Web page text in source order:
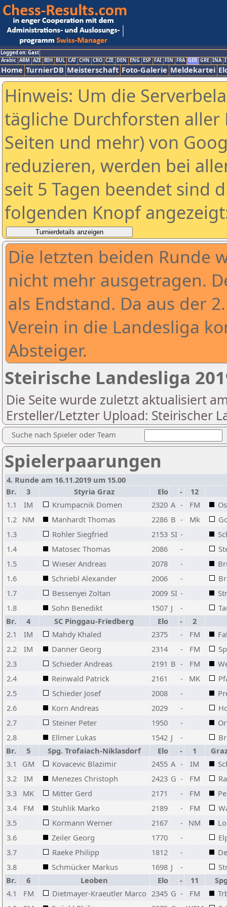
Logged on: Gast
Arabic ARM AZE BIH BUL CAT CHN CRO CZE DEN ENG ESP FAI FIN FRA GER GRE INA
Home TurnierDB Meisterschaft Foto-Galerie Meldekartei
Hinweis: Um die
tägliche Durchforsten aller
Seiten und mehr) von
reduzieren, werden bei
seit 5 Tagen beendet sind
folgenden Knopf
Die letzten beiden Runde
nicht mehr ausgetragen.
als Endstand. Da aus der
Verein in die Landesliga
Absteiger.
Steirische Landesliga
Die Seite wurde zuletzt aktualisiert
Ersteller/Letzter Upload: Steirischer
Suche nach Spieler oder Team
Spielerpaarungen
4. Runde am 16.11.2019 um 15.00
Br.
3 Styria Graz Elo -
12
1.1
IM Krumpacnik Domen 2320 A - FM
1.2 NM Manhardt Thomas 2286 B - Mk
1.3
Rohler Siegfried 2153 SI -
1.4
Matosec Thomas 2086 -
1.5
Wieser Andreas 2078 -
1.6
Schriebl Alexander 2006 -
1.7
Bessenyei Zoltan 2009 SI -
1.8
Sohn Benedikt 1507 J -
Br.
4 SC Pinggau-Friedberg Elo -
2
2.1
IM Mahdy Khaled 2375 - FM
2.2
IM Danner Georg 2314 - FM
2.3
Schieder Andreas 2191 B - FM
2.4
Reinwald Patrick 2161 - MK
2.5
Schieder Josef 2008 -
2.6
Korn Andreas 2029 -
2.7
Steiner Peter 1950 -
2.8
Ellmer Lukas 1542 J -
Br.
5 Spg. Trofaiach-Niklasdorf Elo - 1
3.1
GM Kovacevic Blazimir 2455 A - IM
3.2
IM Menezes Christoph 2423 G - FM
3.3
MK Mitter Gerd 2171 - FM
3.4
FM Stuhlik Marko 2189 - FM
3.5
Kormann Werner 2167 - NM
3.6
Zeiler Georg 1770 -
3.7
Raeke Philipp 1812 -
3.8
Schmücker Markus 1698 J -
Br.
6 Leoben Elo - 11
4.1
FM Dietmayer-Kraeutler Marco 2345 G - FM